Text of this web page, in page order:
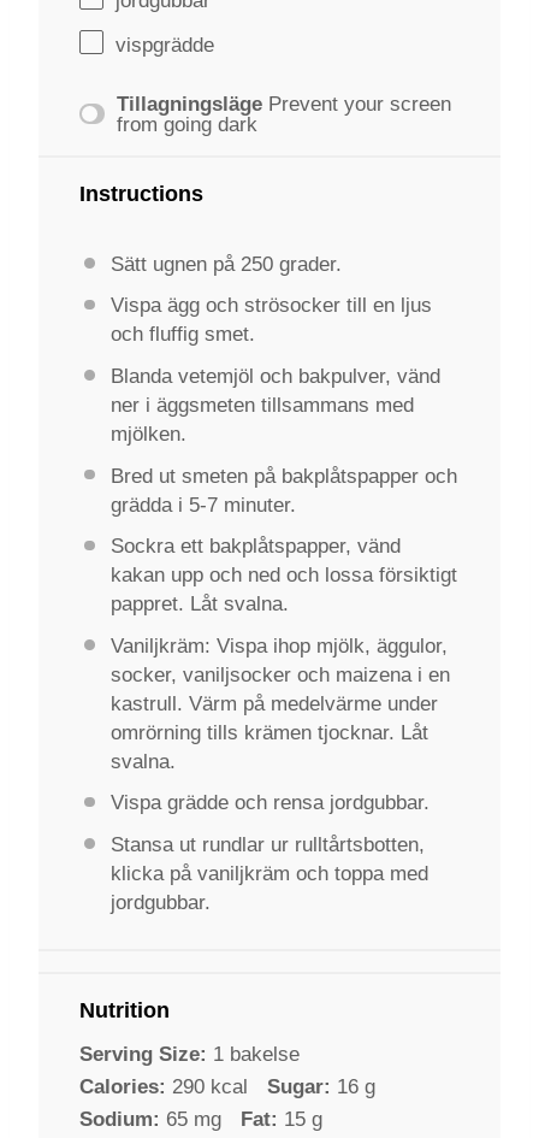
vispgrädde
Tillagningsläge Prevent your screen
from going dark
Instructions
Sätt ugnen på 250 grader.
Vispa ägg och strösocker till en ljus
och fluffig smet.
Blanda vetemjöl och bakpulver, vänd
ner i äggsmeten tillsammans med
mjölken.
Bred ut smeten på bakplåtspapper och
grädda i 5-7 minuter.
Sockra ett bakplåtspapper, vänd
kakan upp och ned och lossa försiktigt
pappret. Låt svalna.
Vaniljkräm: Vispa ihop mjölk, äggulor,
socker, vaniljsocker och maizena i en
kastrull. Värm på medelvärme under
omrörning tills krämen tjocknar. Låt
svalna.
Vispa grädde och rensa jordgubbar.
Stansa ut rundlar ur rulltårtsbotten,
klicka på vaniljkräm och toppa med
jordgubbar.
Nutrition
Serving Size: 1 bakelse
Calories: 290 kcal Sugar: 16 g
Sodium: 65 mg Fat: 15 g